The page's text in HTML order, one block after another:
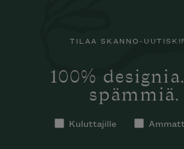
TILAA SKANNO-
100%
spämmiä.
Kuluttajille